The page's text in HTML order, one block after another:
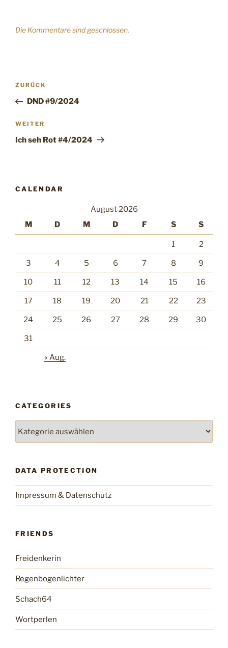
Die Kommentare sind geschlossen.
Beitragsnavigation
Vorheriger
Beitrag
ZURÜCK
DND #9/2024
Nächster
Beitrag
WEITER
Ich seh Rot #4/2024
CALENDAR
August 2026
M
D M D F S S
1 2
3 4 5 6 7 8 9
10 11 12 13 14 15 16
17 18 19 20 21 22 23
24 25 26 27 28 29 30
31
« Aug.
CATEGORIES
DATA PROTECTION
Impressum & Datenschutz
FRIENDS
Freidenkerin
Regenbogenlichter
Schach64
Wortperlen